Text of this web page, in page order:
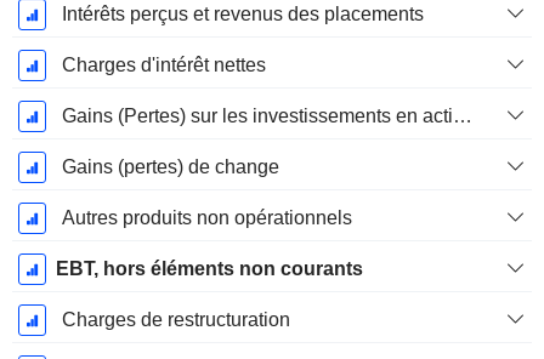
Intérêts perçus et revenus des placements
Charges d'intérêt nettes
Gains (Pertes) sur les investissements en actions
Gains (pertes) de change
Autres produits non opérationnels
EBT, hors éléments non courants
Charges de restructuration